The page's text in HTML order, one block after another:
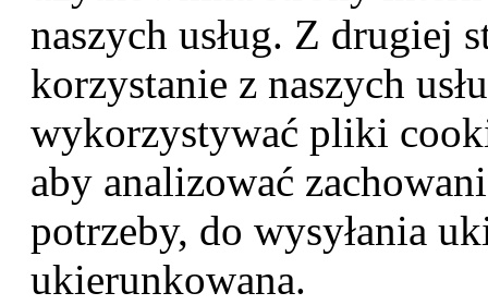
naszych usług. Z drugiej
korzystanie z naszych
wykorzystywać pliki
aby analizować
potrzeby, do wysyłania
ukierunkowana.